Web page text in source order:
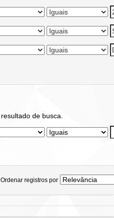
de busca.
Ordenar registros por